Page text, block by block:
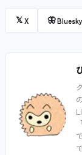
𝕏X 🦋Bluesky